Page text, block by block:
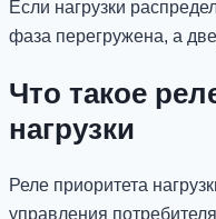
Если нагрузки
фаза перегружена, а
Что такое
нагрузки
Реле приоритета
управления